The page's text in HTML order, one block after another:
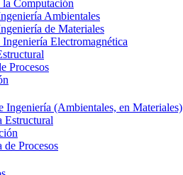
la Computación
Ambientales
de Materiales
Electromagnética
Procesos
Ingeniería (Ambientales, en Materiales)
Estructural
Procesos